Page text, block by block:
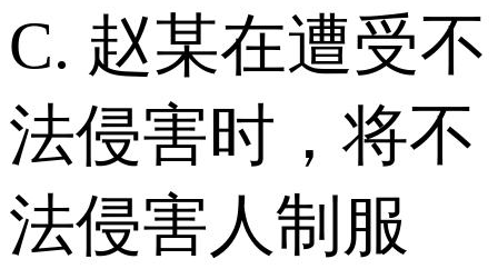
C. 赵某在遭受不
法侵害时，将不
法侵害人制服